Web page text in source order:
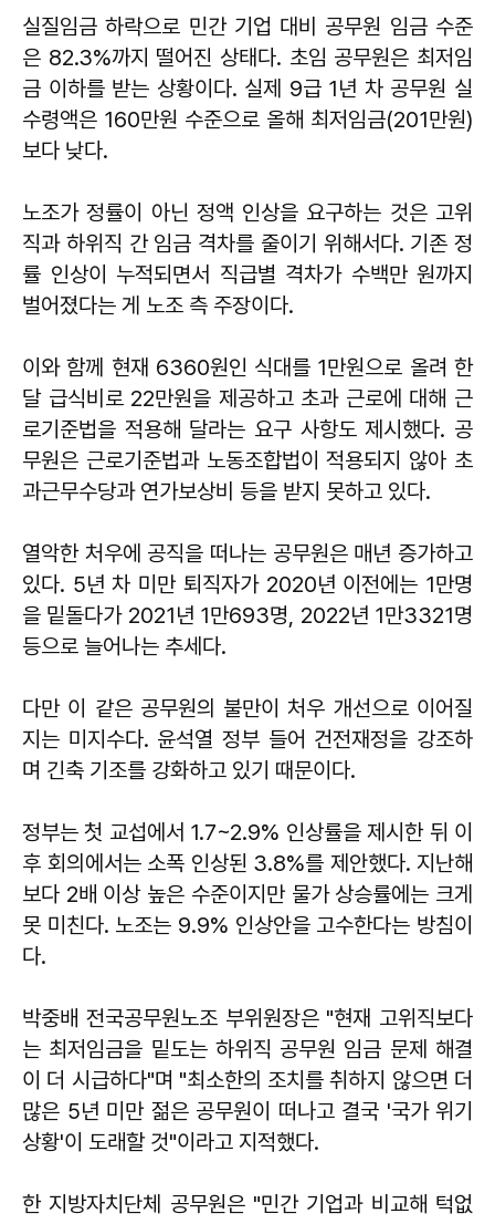
실질임금 하락으로 민간 기업 대비 공무원 임금 수준
은 82.3%까지 떨어진 상태다. 초임 공무원은 최저임
금 이하를 받는 상황이다. 실제 9급 1년 차 공무원 실
수령액은 160만원 수준으로 올해 최저임금(201만원)
보다 낮다.
노조가 정률이 아닌 정액 인상을 요구하는 것은 고위
직과 하위직 간 임금 격차를 줄이기 위해서다. 기존 정
률 인상이 누적되면서 직급별 격차가 수백만 원까지
벌어졌다는 게 노조 측 주장이다.
이와 함께 현재 6360원인 식대를 1만원으로 올려 한
달 급식비로 22만원을 제공하고 초과 근로에 대해 근
로기준법을 적용해 달라는 요구 사항도 제시했다. 공
무원은 근로기준법과 노동조합법이 적용되지 않아 초
과근무수당과 연가보상비 등을 받지 못하고 있다.
열악한 처우에 공직을 떠나는 공무원은 매년 증가하고
있다. 5년 차 미만 퇴직자가 2020년 이전에는 1만명
을 밑돌다가 2021년 1만693명, 2022년 1만3321명
등으로 늘어나는 추세다.
다만 이 같은 공무원의 불만이 처우 개선으로 이어질
지는 미지수다. 윤석열 정부 들어 건전재정을 강조하
며 긴축 기조를 강화하고 있기 때문이다.
정부는 첫 교섭에서 1.7~2.9% 인상률을 제시한 뒤 이
후 회의에서는 소폭 인상된 3.8%를 제안했다. 지난해
보다 2배 이상 높은 수준이지만 물가 상승률에는 크게
못 미친다. 노조는 9.9% 인상안을 고수한다는 방침이
다.
박중배 전국공무원노조 부위원장은 "현재 고위직보다
는 최저임금을 밑도는 하위직 공무원 임금 문제 해결
이 더 시급하다"며 "최소한의 조치를 취하지 않으면 더
많은 5년 미만 젊은 공무원이 떠나고 결국 '국가 위기
상황'이 도래할 것"이라고 지적했다.
한 지방자치단체 공무원은 "민간 기업과 비교해 턱없